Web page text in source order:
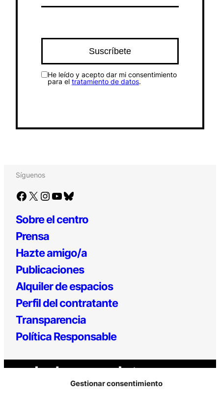
Gestionar consentimiento
He leído y acepto dar mi consentimiento
para el tratamiento de datos.
Síguenos
Facebook X Instagram YouTube Bluesky
Sobre el centro
Prensa
Hazte amigo/a
Publicaciones
Alquiler de espacios
Perfil del contratante
Transparencia
Política Responsable